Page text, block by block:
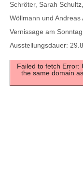
Schröter, Sarah
Wöllmann und
Vernissage am Sonntag
Ausstellungsdauer:
Failed to fetch Error:
the same domain